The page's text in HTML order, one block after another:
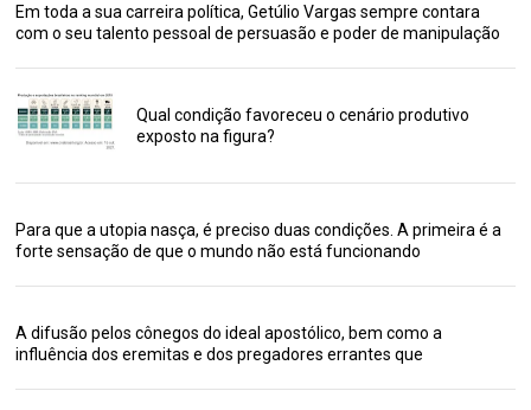
Em toda a sua carreira política, Getúlio Vargas sempre contara
com o seu talento pessoal de persuasão e poder de manipulação
Qual condição favoreceu o cenário produtivo
exposto na figura?
Para que a utopia nasça, é preciso duas condições. A primeira é a
forte sensação de que o mundo não está funcionando
A difusão pelos cônegos do ideal apostólico, bem como a
influência dos eremitas e dos pregadores errantes que